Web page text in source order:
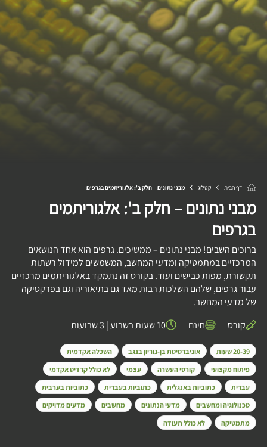
דף הבית קטלוג מבני נתונים – חלק ב': אלגוריתמים בגרפים
מבני נתונים – חלק ב': אלגוריתמים
בגרפים
ברוכים השבים! מבני נתונים – ממשיכים. גרפים הוא אחד הנושאים
המרכזיים במתמטיקה ומדעי המחשב, המשמשים למידול רשתות
תקשורת, מפות כבישים ועוד. בקורס זה נתמקד באלגוריתמים מרכזיים
עבור גרפים, שלהם השלכות רבות מאד גם בתיאוריה וגם בפרקטיקה
של מדעי המחשב.
קורס
חינם 10 שעות בשבוע |
20-39 שעות אוניברסיטת בן-גוריון בנגב
השכלה אקדמית
פיתוח מקצועי
קורסי העשרה עצמי
לא כולל קרדיט אקדמי
עברית
כתוביות באנגלית כתוביות בעברית
כתוביות בערבית
טכנולוגיה ומחשבים
מדעי הנתונים מחשבים
מדעים מדויקים
מתמטיקה
לא כולל תעודה